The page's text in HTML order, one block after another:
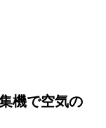
機で空気の